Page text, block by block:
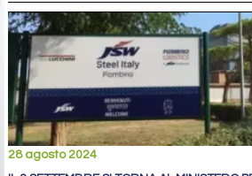
28 agosto 2024